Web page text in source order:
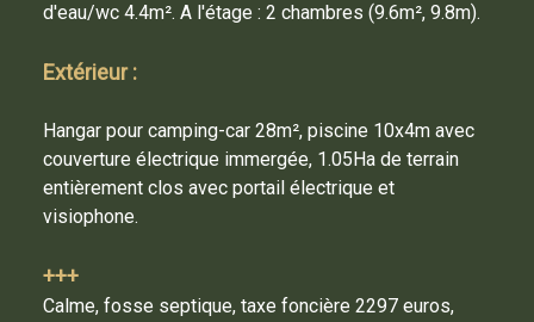
d'eau/wc 4.4m². A l'étage : 2 chambres (9.6m², 9.8m).
Extérieur :
Hangar pour camping-car 28m², piscine 10x4m avec
couverture électrique immergée, 1.05Ha de terrain
entièrement clos avec portail électrique et
visiophone.
+++
Calme, fosse septique, taxe foncière 2297 euros,